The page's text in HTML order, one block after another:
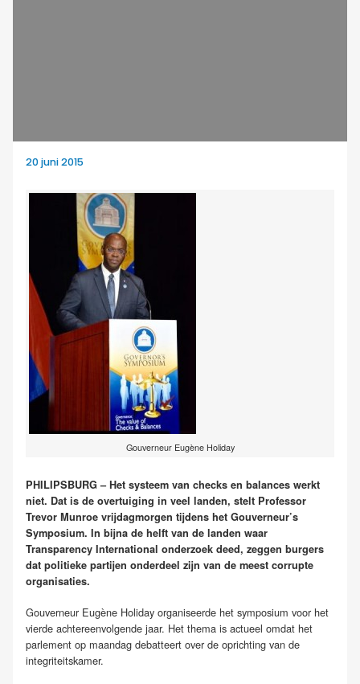
20 juni 2015
Gouverneur Eugène Holiday
PHILIPSBURG – Het systeem van checks en balances werkt
niet. Dat is de overtuiging in veel landen, stelt Professor
Trevor Munroe vrijdagmorgen tijdens het Gouverneur’s
Symposium. In bijna de helft van de landen waar
Transparency International onderzoek deed, zeggen burgers
dat politieke partijen onderdeel zijn van de meest corrupte
organisaties.
Gouverneur Eugène Holiday organiseerde het symposium voor het
vierde achtereenvolgende jaar. Het thema is actueel omdat het
parlement op maandag debatteert over de oprichting van de
integriteitskamer.